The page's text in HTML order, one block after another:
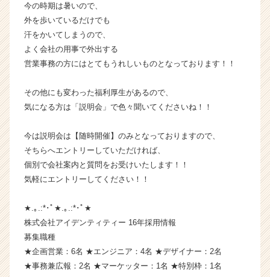
か
ら
ス
カ
ト
が
届
就
活
サ
イ
キ
リ
ア
今の時期は暑いので、
外を歩いているだけでも
汗をかいてしまうので、
よく会社の用事で外出する
営業事務の方にはとてもうれしいものとなっております！！
その他にも変わった福利厚生があるので、
気になる方は「説明会」で色々聞いてくださいね！！
今は説明会は【随時開催】のみとなっておりますので、
そちらへエントリーしていただければ、
個別で会社案内と質問をお受けいたします！！
気軽にエントリーしてください！！
★.｡.:*･ﾟ★.｡.:*･ﾟ★
株式会社アイデンティティー 16年採用情報
募集職種
★企画営業：6名 ★エンジニア：4名 ★デザイナー：2名
★事務兼広報：2名 ★マーケッター：1名 ★特別枠：1名